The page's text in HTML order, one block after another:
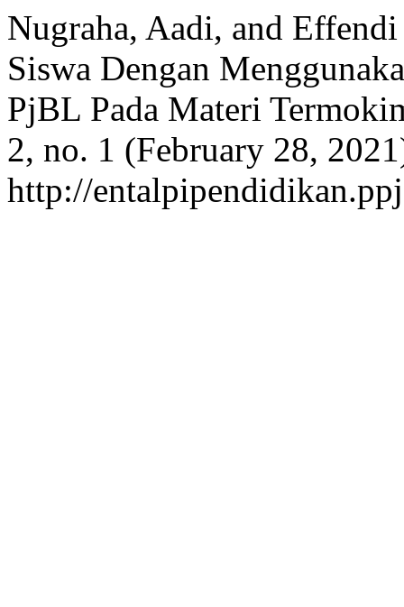
Nugraha, Aadi, and
Siswa Dengan
PjBL Pada Materi
2, no. 1 (February 28,
http://